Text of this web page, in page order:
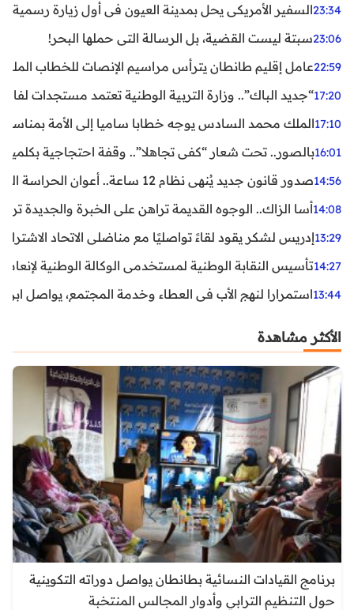
23:34السفير الأمريكي يحل بمدينة العيون في أول زيارة رسمية
23:06سبتة ليست القضية، بل الرسالة التي حملها البحر!
22:59عامل إقليم طانطان يترأس مراسيم الإنصات للخطاب
17:20“جديد الباك”.. وزارة التربية الوطنية تعتمد مستجدات
17:10الملك محمد السادس يوجه خطابا ساميا إلى الأمة بمناسبة الذكرى الـ27
16:01بالصور.. تحت شعار “كفى تجاهلا”.. وقفة احتجاجية بكلميم
14:56صدور قانون جديد يُنهي نظام 12 ساعة.. أعوان الحراسة الخاصة يستفيدون من المدة القانونية للشغل
14:08أسا الزاك.. الوجوه القديمة تراهن على الخبرة والجديدة
13:29إدريس لشكر يقود لقاءً تواصليًا مع مناضلي الاتحاد
14:27تأسيس النقابة الوطنية لمستخدمي الوكالة الوطنية
13:44استمرارا لنهج الأب في العطاء وخدمة المجتمع، يواصل ابن
الأكثر مشاهدة
برنامج القيادات النسائية بطانطان يواصل دوراته التكوينية
حول التنظيم الترابي وأدوار المجالس المنتخبة